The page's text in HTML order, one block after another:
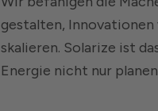
gestalten,
skalieren. Solarize ist
Energie nicht nur